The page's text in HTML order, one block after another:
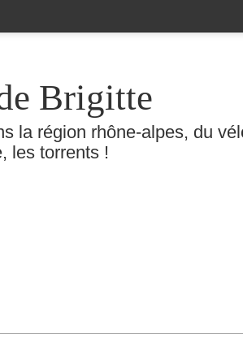
Brigitte
la région rhône-alpes, du
les torrents !